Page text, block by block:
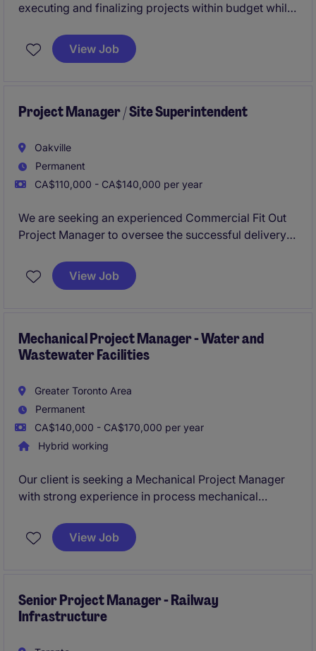
executing and finalizing projects within budget while
resources and coordinating the efforts of team
members and third-party contractors or consultants
vacancy.
View Job
Project Manager / Site Superintendent
Oakville
Permanent
CA$110,000 - CA$140,000 per year
We are seeking an experienced Commercial Fit Out
Project Manager to oversee the successful delivery
exceptional project management skills, a strong
understanding of construction processes, and the
View Job
Mechanical Project Manager - Water and
Wastewater Facilities
Greater Toronto Area
Permanent
CA$140,000 - CA$170,000 per year
Hybrid working
Our client is seeking a Mechanical Project Manager
with strong experience in process mechanical
equipment installations within water and wastewater
facilities. This role will lead projects from planning
methods, and value engineering opportunities.
View Job
Senior Project Manager - Railway
Infrastructure